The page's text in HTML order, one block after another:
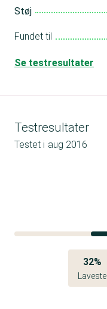
Støj
Fundet til
Se testresultater
Testresultater
Testet i aug 2016
32%
Laveste